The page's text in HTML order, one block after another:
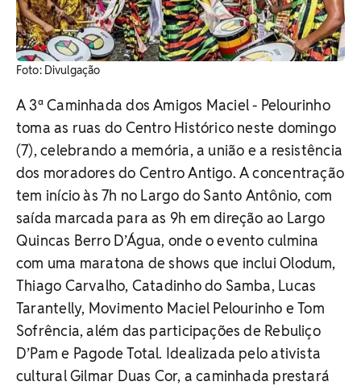
Foto: Divulgação
A 3ª Caminhada dos Amigos Maciel - Pelourinho
toma as ruas do Centro Histórico neste domingo
(7), celebrando a memória, a união e a resistência
dos moradores do Centro Antigo. A concentração
tem início às 7h no Largo do Santo Antônio, com
saída marcada para as 9h em direção ao Largo
Quincas Berro D’Água, onde o evento culmina
com uma maratona de shows que inclui Olodum,
Thiago Carvalho, Catadinho do Samba, Lucas
Tarantelly, Movimento Maciel Pelourinho e Tom
Sofrência, além das participações de Rebuliço
D’Pam e Pagode Total. Idealizada pelo ativista
cultural Gilmar Duas Cor, a caminhada prestará